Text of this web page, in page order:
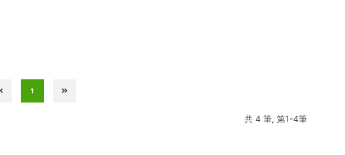
1
共 4 筆, 第1-4筆